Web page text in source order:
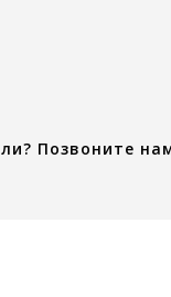
Позвоните